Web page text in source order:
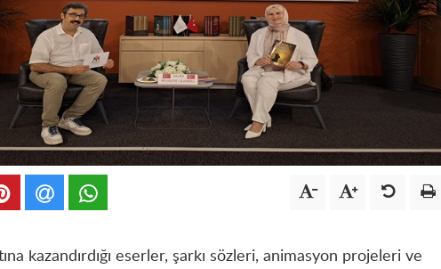
kazandırdığı eserler, şarkı sözleri, animasyon projeleri ve